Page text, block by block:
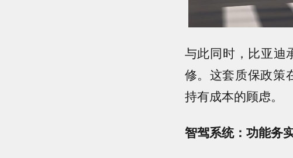
与此同时，比亚迪
修。这套质保政策
持有成本的顾虑。
智驾系统：功能务